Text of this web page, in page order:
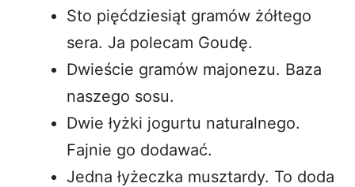
Sto pięćdziesiąt gramów żółtego
sera. Ja polecam Goudę.
Dwieście gramów majonezu. Baza
naszego sosu.
Dwie łyżki jogurtu naturalnego.
Fajnie go dodawać.
Jedna łyżeczka musztardy. To doda